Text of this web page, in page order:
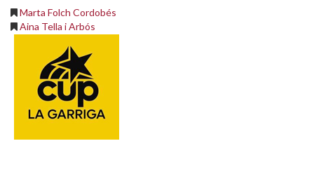
Marta Folch Cordobés
Aina Tella i Arbós